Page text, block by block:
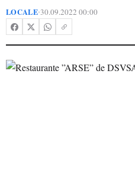
LOCALE•30.09.2022 00:00